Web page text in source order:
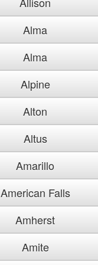
Alma
Alma
Alpine
Alton
Altus
Amarillo
American Falls
Amherst
Amite